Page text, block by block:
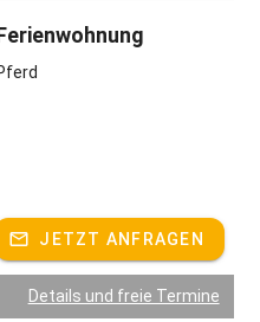
JETZT ANFRAGEN
Details und freie Termine